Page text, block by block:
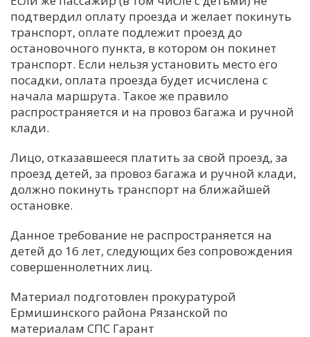
подтвердил оплату проезда и желает покинуть
транспорт, оплате подлежит проезд до
остановочного пункта, в котором он покинет
транспорт. Если нельзя установить место его
посадки, оплата проезда будет исчислена с
начала маршрута. Такое же правило
распространяется и на провоз багажа и ручной
клади.
Лицо, отказавшееся платить за свой проезд, за
проезд детей, за провоз багажа и ручной клади,
должно покинуть транспорт на ближайшей
остановке.
Данное требование не распространяется на
детей до 16 лет, следующих без сопровождения
совершеннолетних лиц.
Материал подготовлен прокуратурой
Ермишинского района Рязанской по
материалам СПС Гарант